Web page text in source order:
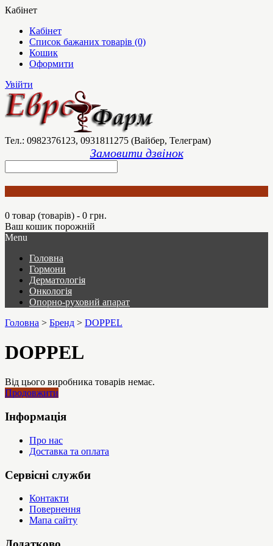
Кабінет
Кабінет
Список бажаних товарів (0)
Кошик
Оформити
Увійти
Тел.: 0982376123, 0931811275 (Вайбер, Телеграм)
Замовити дзвінок
0 товар (товарів) - 0 грн.
Ваш кошик порожній
Menu
Головна
Гормони
Дерматологія
Онкологія
Опорно-руховий апарат
Головна > Бренд > DOPPEL
DOPPEL
Від цього виробника товарів немає.
Продовжити
Інформація
Про нас
Доставка та оплата
Сервісні служби
Контакти
Повернення
Мапа сайту